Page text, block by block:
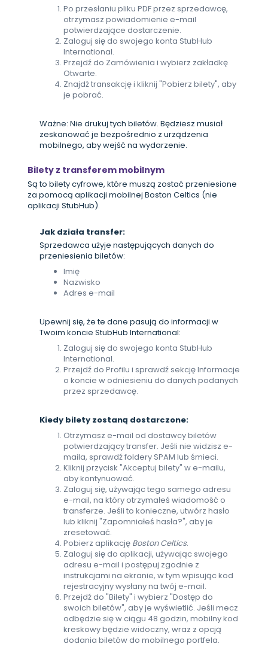
Po przesłaniu pliku PDF przez sprzedawcę,
otrzymasz powiadomienie e-mail
potwierdzające dostarczenie.
Zaloguj się do swojego konta StubHub
International.
Przejdź do Zamówienia i wybierz zakładkę
Otwarte.
Znajdź transakcję i kliknij "Pobierz bilety", aby
je pobrać.
Ważne: Nie drukuj tych biletów. Będziesz musiał
zeskanować je bezpośrednio z urządzenia
mobilnego, aby wejść na wydarzenie.
Bilety z transferem mobilnym
Są to bilety cyfrowe, które muszą zostać przeniesione
za pomocą aplikacji mobilnej Boston Celtics (nie
aplikacji StubHub).
Jak działa transfer:
Sprzedawca użyje następujących danych do
przeniesienia biletów:
Imię
Nazwisko
Adres e-mail
Upewnij się, że te dane pasują do informacji w
Twoim koncie StubHub International:
Zaloguj się do swojego konta StubHub
International.
Przejdź do Profilu i sprawdź sekcję Informacje
o koncie w odniesieniu do danych podanych
przez sprzedawcę.
Kiedy bilety zostaną dostarczone:
Otrzymasz e-mail od dostawcy biletów
potwierdzający transfer. Jeśli nie widzisz e-
maila, sprawdź foldery SPAM lub śmieci.
Kliknij przycisk "Akceptuj bilety" w e-mailu,
aby kontynuować.
Zaloguj się, używając tego samego adresu
e-mail, na który otrzymałeś wiadomość o
transferze. Jeśli to konieczne, utwórz hasło
lub kliknij "Zapomniałeś hasła?", aby je
zresetować.
Pobierz aplikację Boston Celtics.
Zaloguj się do aplikacji, używając swojego
adresu e-mail i postępuj zgodnie z
instrukcjami na ekranie, w tym wpisując kod
rejestracyjny wysłany na twój e-mail.
Przejdź do "Bilety" i wybierz "Dostęp do
swoich biletów", aby je wyświetlić. Jeśli mecz
odbędzie się w ciągu 48 godzin, mobilny kod
kreskowy będzie widoczny, wraz z opcją
dodania biletów do mobilnego portfela.